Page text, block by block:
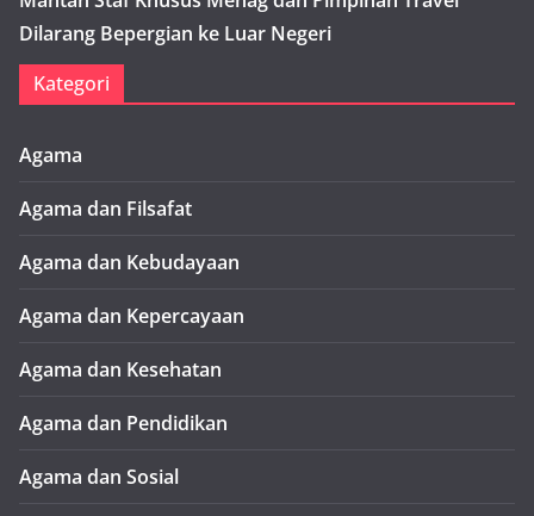
Dilarang Bepergian ke Luar Negeri
Kategori
Agama
Agama dan Filsafat
Agama dan Kebudayaan
Agama dan Kepercayaan
Agama dan Kesehatan
Agama dan Pendidikan
Agama dan Sosial